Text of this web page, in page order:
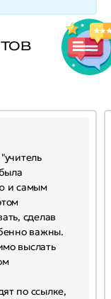
и самым
сделав
важны.
выслать
по ссылке,